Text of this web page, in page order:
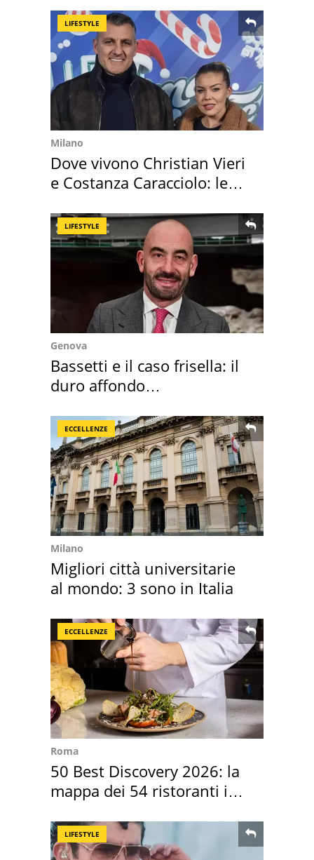
LIFESTYLE
Milano
Dove vivono Christian Vieri
e Costanza Caracciolo: le
LIFESTYLE
Genova
Bassetti e il caso frisella: il
duro affondo
ECCELLENZE
Milano
Migliori città universitarie
al mondo: 3 sono in Italia
ECCELLENZE
Roma
50 Best Discovery 2026: la
mappa dei 54 ristoranti in
LIFESTYLE